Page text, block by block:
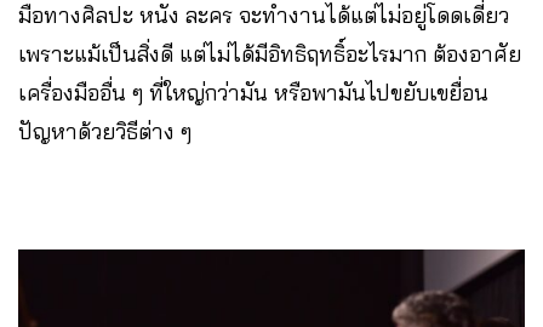
มือทางศิลปะ หนัง ละคร จะทำงานได้แต่ไม่อยู่โดดเดี่ยว
เพราะแม้เป็นสิ่งดี แต่ไม่ได้มีอิทธิฤทธิ์อะไรมาก ต้องอาศัย
เครื่องมืออื่น ๆ ที่ใหญ่กว่ามัน หรือพามันไปขยับเขยื่อน
ปัญหาด้วยวิธีต่าง ๆ